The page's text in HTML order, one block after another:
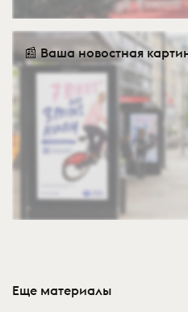
📰 Ваша новостная
Еще материалы